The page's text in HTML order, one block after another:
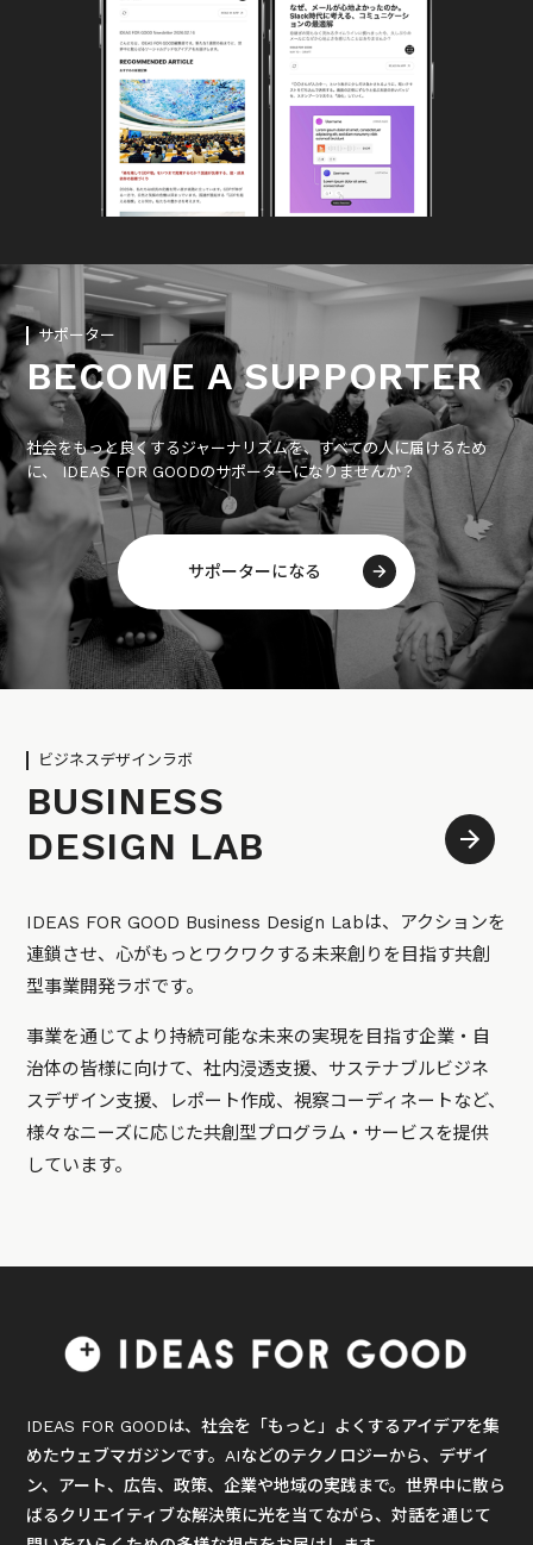
サポーター
BECOME A SUPPORTER
社会をもっと良くするジャーナリズムを、すべての人に届けるため
に、 IDEAS FOR GOODのサポーターになりませんか？
サポーターになる
ビジネスデザインラボ
BUSINESS
DESIGN LAB
IDEAS FOR GOOD Business Design Labは、アクションを
連鎖させ、心がもっとワクワクする未来創りを目指す共創
型事業開発ラボです。
事業を通じてより持続可能な未来の実現を目指す企業・自
治体の皆様に向けて、社内浸透支援、サステナブルビジネ
スデザイン支援、レポート作成、視察コーディネートなど、
様々なニーズに応じた共創型プログラム・サービスを提供
しています。
IDEAS FOR GOODは、社会を「もっと」よくするアイデアを集
めたウェブマガジンです。AIなどのテクノロジーから、デザイ
ン、アート、広告、政策、企業や地域の実践まで。世界中に散ら
ばるクリエイティブな解決策に光を当てながら、対話を通じて